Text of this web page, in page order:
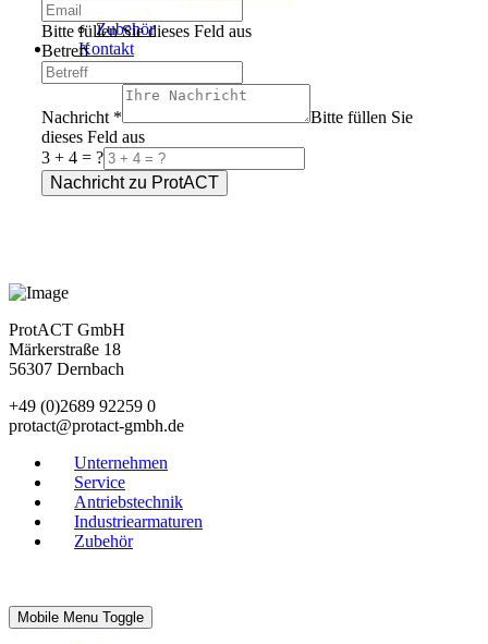
Zubehör
Kontakt
Bitte füllen Sie dieses Feld aus
Betreff
Nachricht *
Bitte füllen Sie
dieses Feld aus
3 + 4 = ?
Nachricht zu ProtACT
ProtACT GmbH
Märkerstraße 18
56307 Dernbach
+49 (0)2689 92259 0
protact@protact-gmbh.de
Unternehmen
Service
Antriebstechnik
Industriearmaturen
Zubehör
Mobile Menu Toggle